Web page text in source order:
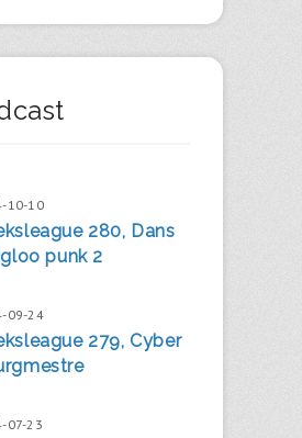
10-10
280, Dans
punk 2
09-24
279, Cyber
07-23